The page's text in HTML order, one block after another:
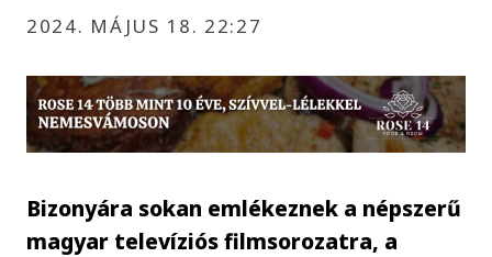
2024. MÁJUS 18. 22:27
Bizonyára sokan emlékeznek a népszerű
magyar televíziós filmsorozatra, a